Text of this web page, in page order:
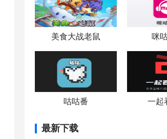
美食大战老鼠 咪
咕咕番 一起
最新下载